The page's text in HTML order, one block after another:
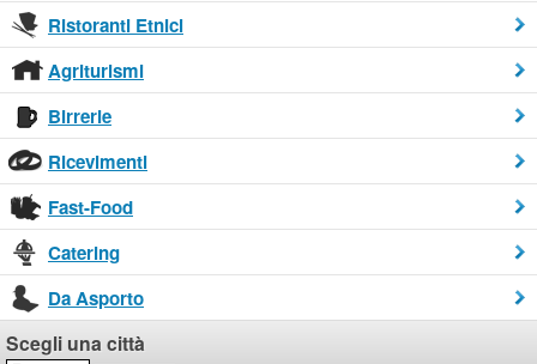
Ristoranti Etnici
Agriturismi
Birrerie
Ricevimenti
Fast-Food
Catering
Da Asporto
Scegli una città